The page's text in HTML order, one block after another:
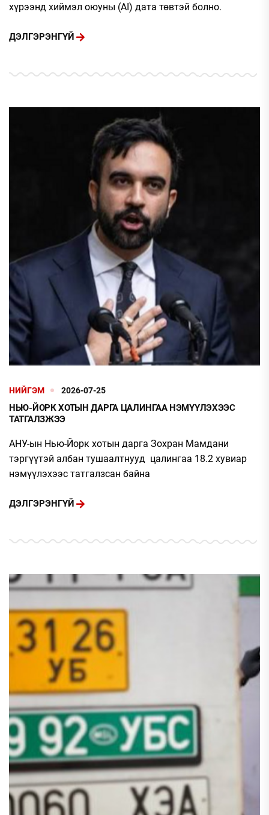
хүрээнд хиймэл оюуны (AI) дата төвтэй болно.
ДЭЛГЭРЭНГҮЙ
НИЙГЭМ 2026-07-25
НЬЮ-ЙОРК ХОТЫН ДАРГА ЦАЛИНГАА НЭМҮҮЛЭХЭЭС
ТАТГАЛЗЖЭЭ
АНУ-ын Нью-Йорк хотын дарга Зохран Мамдани
тэргүүтэй албан тушаалтнууд цалингаа 18.2 хувиар
нэмүүлэхээс татгалзсан байна
ДЭЛГЭРЭНГҮЙ